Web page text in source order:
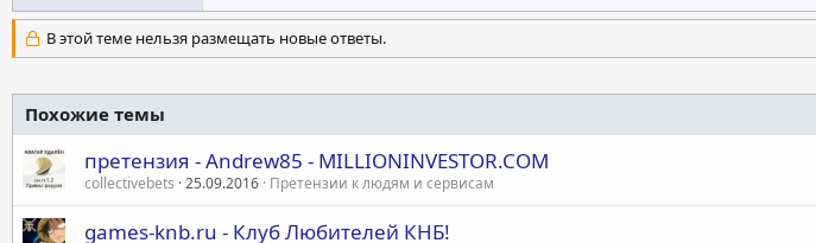
В этой теме нельзя размещать новые ответы.
Похожие темы
претензия - Andrew85 - MILLIONINVESTOR.COM
collectivebets 25.09.2016 Претензии к людям и сервисам
games-knb.ru - Клуб Любителей КНБ!